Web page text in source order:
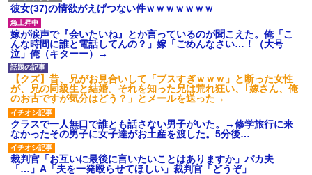
彼女(37)の情欲がえげつない件ｗｗｗｗｗｗｗ
嫁が涙声で『会いたいね』とか言っているのが聞こえた。俺「こ
んな時間に誰と電話してんの？」嫁「ごめんなさい…！（大号
泣」俺（キターー）→
【クズ】昔、兄がお見合いして「ブスすぎｗｗｗ」と断った女性
が、兄の同級生と結婚。それを知った兄は荒れ狂い、｢嫁さん、俺
のお古ですが気分はどう？」とメールを送った→
クラスで一人無口で誰とも話さない男子がいた。→修学旅行に来
なかったその男子に女子達がお土産を渡した。5分後…
裁判官「お互いに最後に言いたいことはありますか」バカ夫
「…」A「夫を一発殴らせてほしい」裁判官「どうぞ」